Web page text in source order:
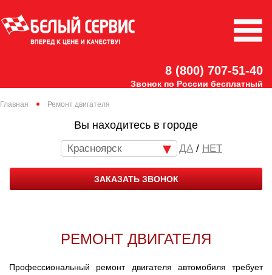
8 (800) 707-51-40
Звонок по России бесплатный
Главная Ремонт двигателя
Вы находитесь в городе
Красноярск / НЕТ
ЗАКАЗАТЬ ЗВОНОК
РЕМОНТ ДВИГАТЕЛЯ
Профессиональный ремонт двигателя автомобиля требует